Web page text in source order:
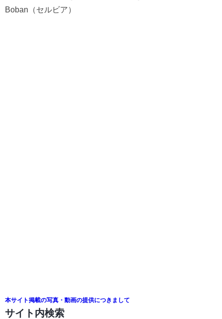
Boban（セルビア）
本サイト掲載の写真・動画の提供につきまして
サイト内検索